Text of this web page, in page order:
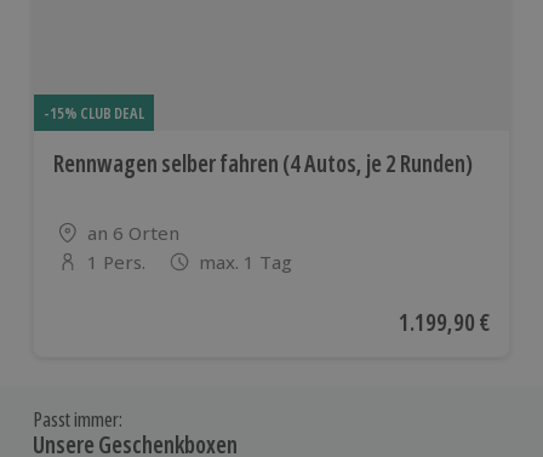
-15% CLUB DEAL
Rennwagen selber fahren (4 Autos, je 2 Runden)
Standort
an 6 Orten
Anzahl der Teilnehmer
1 Pers. max. 1 Tag
Aktueller Preis
1.199,90 €
Passt immer:
Unsere Geschenkboxen